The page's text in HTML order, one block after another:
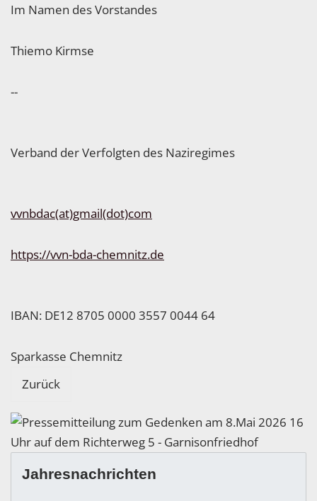
Im Namen des Vorstandes
Thiemo Kirmse
--
Verband der Verfolgten des Naziregimes
vvnbdac(at)gmail(dot)com
https://vvn-bda-chemnitz.de
IBAN: DE12 8705 0000 3557 0044 64
Sparkasse Chemnitz
Zurück
Jahresnachrichten